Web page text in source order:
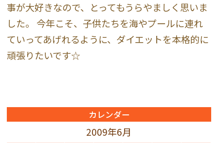
事が大好きなので、とってもうらやましく思いま
した。 今年こそ、子供たちを海やプールに連れ
ていってあげれるように、ダイエットを本格的に
頑張りたいです☆
カレンダー
2009年6月